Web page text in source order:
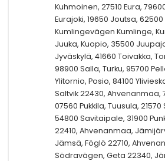
Kuhmoinen, 27510 Eura,
Eurajoki, 19650 Joutsa, 62500
Kumlingevägen Kumlinge,
Juuka, Kuopio, 35500
Jyväskylä, 41660 Toivakka,
98900 Salla, Turku, 95700
Ylitornio, Posio, 84100
Saltvik 22430, Ahvenanmaa,
07560 Pukkila, Tuusula,
54800 Savitaipale, 31900
22410, Ahvenanmaa,
Jämsä, Föglö 22710,
Södravägen, Geta 22340,